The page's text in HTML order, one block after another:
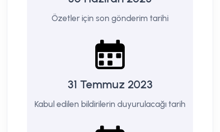
Özetler için son gönderim tarihi
31 Temmuz 2023
Kabul edilen bildirilerin duyurulacağı tarih